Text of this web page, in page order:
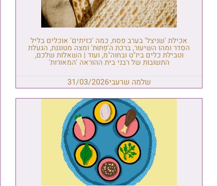
אכילת 'שניצל' בערב פסח, כמה 'כזיתים' אוכלים בליל
הסדר ומהו השיעור, ברכת ה'פְתוּת' ומצה מטוגנת, הגעלת
וטבילת כלים ביו"ט ובחוה"מ, ועוד | השאלות שלכם,
התשובות של רבני בית ההוראה 'המאורות'
שלמה שרעבי31/03/2026